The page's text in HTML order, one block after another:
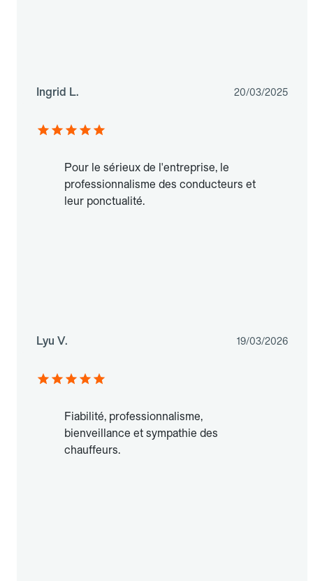
Ingrid L. 20/03/2025
Pour le sérieux de l'entreprise, le
professionnalisme des conducteurs et
leur ponctualité.
Lyu V. 19/03/2026
Fiabilité, professionnalisme,
bienveillance et sympathie des
chauffeurs.